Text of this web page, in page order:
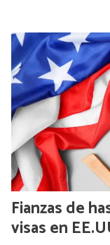
Fianzas de
visas en